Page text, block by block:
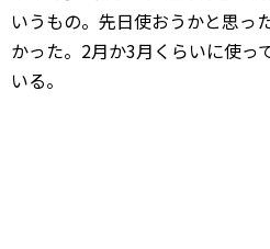
いうもの。先日使おうかと思っ
かった。2月か3月くらいに使っ
いる。